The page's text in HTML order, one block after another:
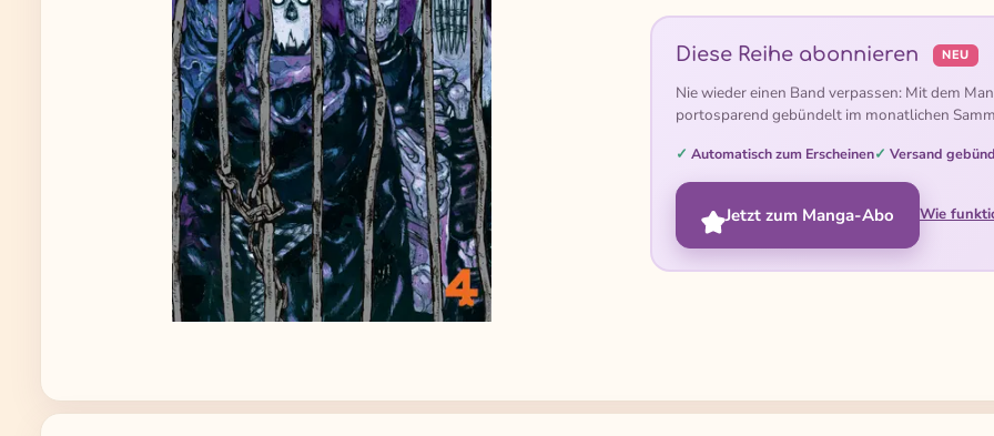
Diese Reihe abonnieren NEU
Nie wieder einen Band verpassen: Mit dem
portosparend gebündelt im monatlichen
Automatisch zum Erscheinen Versand
Jetzt zum Manga-Abo Wie